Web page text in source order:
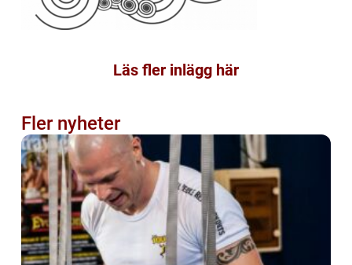
Läs fler inlägg här
Fler nyheter